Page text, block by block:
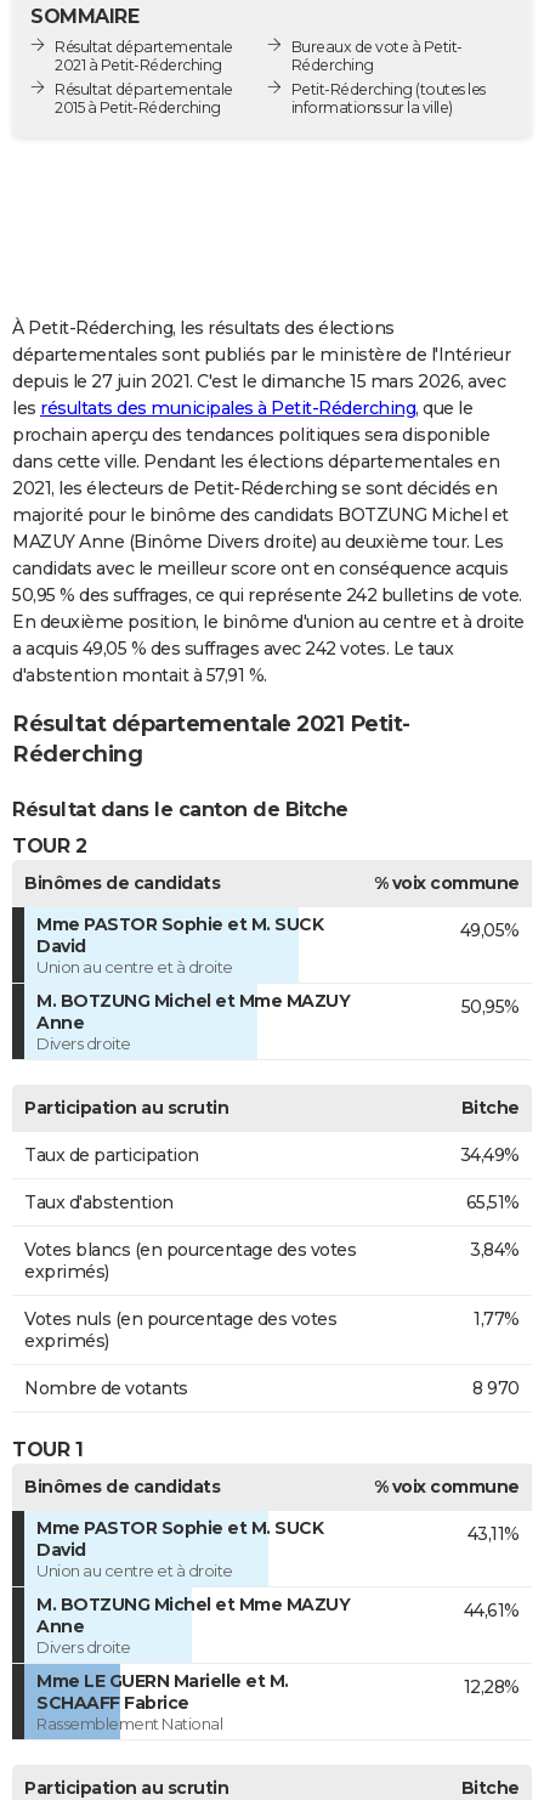
Destinations
City break
Voyage nature
Voyage de noces
Forum
Climat
GUIDES D'ACHAT
COPAINS D'AVANT
S'inscrire
Se connecter
Lycées
Collèges
Primaires
Universités
Entreprises
Service militaire
Avis de recherche
AVIS DE DÉCÈS
FORUM
Bricolage
Lifestyle
Culture
Sport
Auto
Television
Voyage
Cinema
SOMMAIRE
Résultat départementale
2021 à Petit-Réderching
Résultat départementale
2015 à Petit-Réderching
Bureaux de vote à Petit-
Réderching
Petit-Réderching (toutes les
informations sur la ville)
À Petit-Réderching, les résultats des élections
départementales sont publiés par le ministère de l'Intérieur
depuis le 27 juin 2021. C'est le dimanche 15 mars 2026, avec
les résultats des municipales à Petit-Réderching, que le
prochain aperçu des tendances politiques sera disponible
dans cette ville. Pendant les élections départementales en
2021, les électeurs de Petit-Réderching se sont décidés en
majorité pour le binôme des candidats BOTZUNG Michel et
MAZUY Anne (Binôme Divers droite) au deuxième tour. Les
candidats avec le meilleur score ont en conséquence acquis
50,95 % des suffrages, ce qui représente 242 bulletins de vote.
En deuxième position, le binôme d'union au centre et à droite
a acquis 49,05 % des suffrages avec 242 votes. Le taux
d'abstention montait à 57,91 %.
Résultat départementale 2021 Petit-
Réderching
Résultat dans le canton de Bitche
TOUR 2
Binômes de candidats
% voix commune
Mme PASTOR Sophie et M. SUCK
David
Union au centre et à droite
49,05%
M. BOTZUNG Michel et Mme MAZUY
Anne
Divers droite
50,95%
Participation au scrutin Bitche
Taux de participation 34,49%
Taux d'abstention 65,51%
Votes blancs (en pourcentage des votes
exprimés)
3,84%
Votes nuls (en pourcentage des votes
exprimés)
1,77%
Nombre de votants 8 970
TOUR 1
Binômes de candidats
% voix commune
Mme PASTOR Sophie et M. SUCK
David
Union au centre et à droite
43,11%
M. BOTZUNG Michel et Mme MAZUY
Anne
Divers droite
44,61%
Mme LE GUERN Marielle et M.
SCHAAFF Fabrice
Rassemblement National
12,28%
Participation au scrutin Bitche